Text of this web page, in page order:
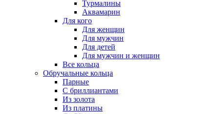
Турмалины
Аквамарин
Для кого
Для женщин
Для мужчин
Для детей
Для мужчин и женщин
Все кольца
Обручальные кольца
Парные
С бриллиантами
Из золота
Из платины